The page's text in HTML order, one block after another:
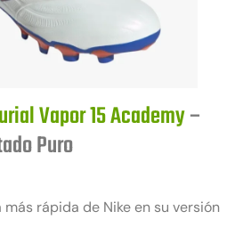
Vapor 15 Academy–
Puro
más rápida de Nike en su versión